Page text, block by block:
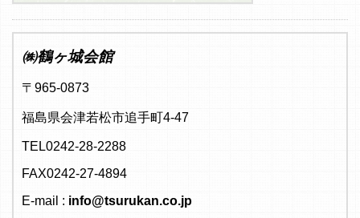
㈱鶴ヶ城会館
〒965-0873
福島県会津若松市追手町4-47
TEL0242-28-2288
FAX0242-27-4894
E-mail : info@tsurukan.co.jp